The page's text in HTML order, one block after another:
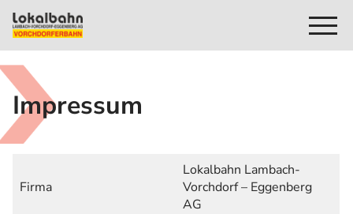
Impressum
Firma
Lokalbahn Lambach-
Vorchdorf – Eggenberg
AG